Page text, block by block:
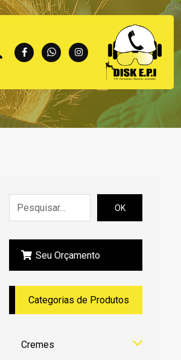
OK
Seu Orçamento
Categorias de Produtos
Cremes